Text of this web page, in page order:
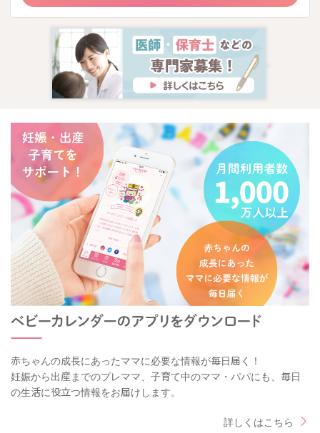
赤ちゃんの成長にあったママに必要な情報が毎日届く！
妊娠から出産までのプレママ、子育て中のママ・パパにも、毎日
の生活に役立つ情報をお届けします。
詳しくはこちら